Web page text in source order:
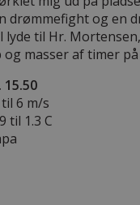
drømmefight og en
lyde til Hr.
og masser af timer
6 m/s
til 1.3 C